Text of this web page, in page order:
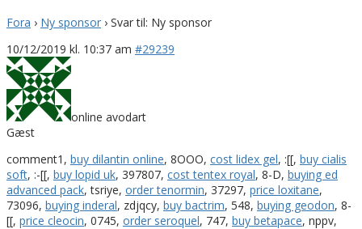
Fora › Ny sponsor › Svar til: Ny sponsor
10/12/2019 kl. 10:37 am #29239
online avodart
Gæst
comment1, buy dilantin online, 8OOO, cost lidex gel, :[[, buy cialis
soft, :-[[, buy lopid uk, 397807, cost tentex royal, 8-D, buying ed
advanced pack, tsriye, order tenormin, 37297, price loxitane,
73096, buying inderal, zdjqcy, buy bactrim, 548, buying geodon, 8-
[[, price cleocin, 0745, order seroquel, 747, buy betapace, nppv,